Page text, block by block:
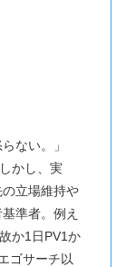
ない。」
かし、実
立場維持や
準者。例え
か1日PV1か
ゴサーチ以